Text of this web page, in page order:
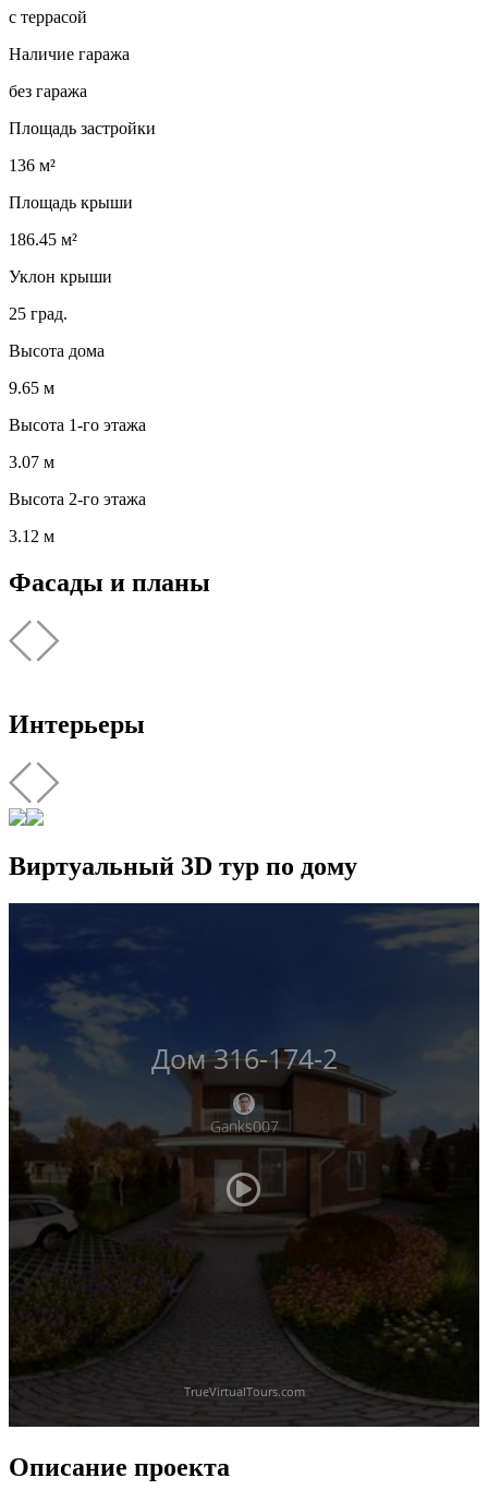
с террасой
Наличие гаража
без гаража
Площадь застройки
136 м²
Площадь крыши
186.45 м²
Уклон крыши
25 град.
Высота дома
9.65 м
Высота 1-го этажа
3.07 м
Высота 2-го этажа
3.12 м
Фасады и планы
Интерьеры
Виртуальный 3D тур по дому
Описание проекта